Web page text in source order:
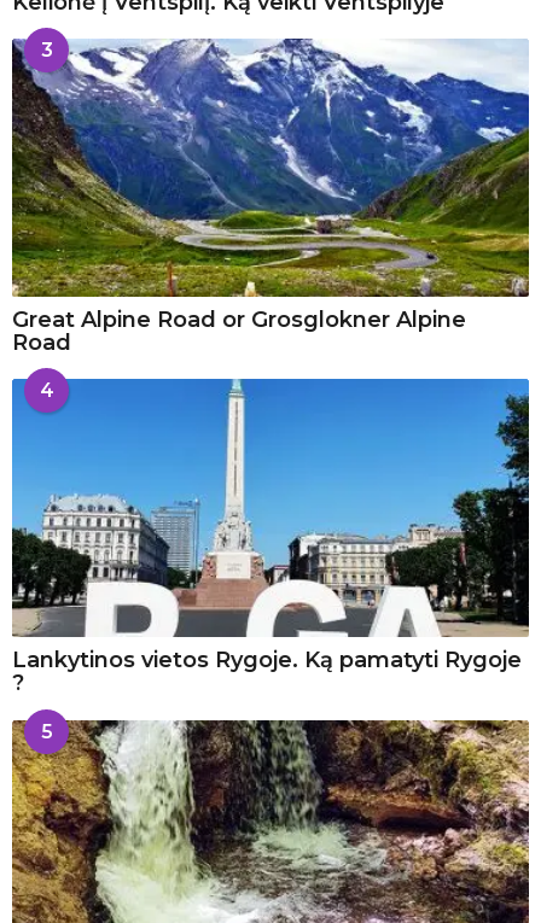
3
Great Alpine Road or Grosglokner Alpine
Road
4
Lankytinos vietos Rygoje. Ką pamatyti Rygoje
?
5